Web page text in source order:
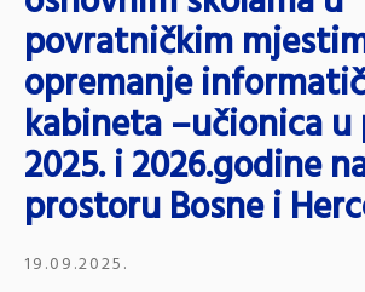
povratničkim
opremanje
kabineta –učionica
2025. i 2026.godine
prostoru Bosne i
19.09.2025.